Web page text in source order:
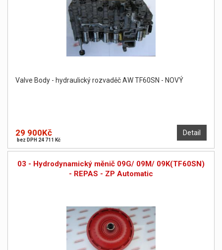
Valve Body - hydraulický rozvaděč AW TF60SN - NOVÝ
Detail
29 900Kč
bez DPH 24 711 Kč
03 - Hydrodynamický měnič 09G/ 09M/ 09K(TF60SN)
- REPAS - ZP Automatic